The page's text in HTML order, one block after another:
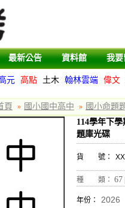
最新公告 資料館 我要
元 高點 土木 翰林雲端 偉文
頁 » 國小國中高中 » 國小命題
114學年下
題庫光碟
貨 號：
種 類： 67
年份： 2026